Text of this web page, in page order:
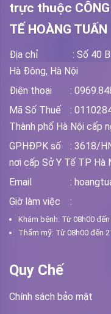
trực thuộc
TẾ HOÀNG TUẤN
Địa chỉ
: Số 40
Hà Đông, Hà Nội
Điện thoại
:
Mã Số Thuế
:
Thành phố Hà Nội cấp
GPHĐPK số
: 3618/
nơi cấp Sở Y Tế TP Hà
Email
:
Giờ làm việc
:
Khám bệnh: Từ 08h00
Thẩm mỹ: Từ 08h00 đến
Quy Chế
Chính sách bảo mật